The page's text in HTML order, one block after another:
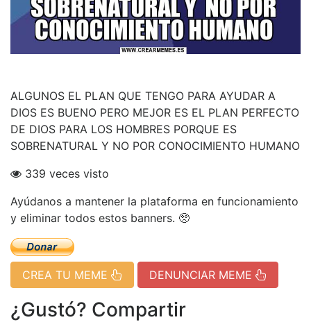
ALGUNOS EL PLAN QUE TENGO PARA AYUDAR A
DIOS ES BUENO PERO MEJOR ES EL PLAN PERFECTO
DE DIOS PARA LOS HOMBRES PORQUE ES
SOBRENATURAL Y NO POR CONOCIMIENTO HUMANO
339 veces visto
Ayúdanos a mantener la plataforma en funcionamiento
y eliminar todos estos banners. 🥺
CREA TU MEME DENUNCIAR MEME
¿Gustó? Compartir